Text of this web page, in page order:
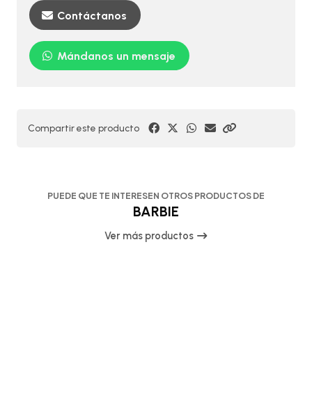
Contáctanos
Mándanos un mensaje
Compartir este producto
PUEDE QUE TE INTERESEN OTROS PRODUCTOS DE
BARBIE
Ver más productos